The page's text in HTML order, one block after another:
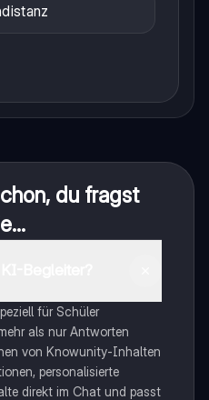
du fragst
für Schüler
als nur Antworten
von Knowunity-Inhalten
personalisierte
direkt im Chat und passt